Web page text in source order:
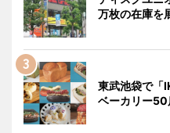
万枚の在庫を
東武池袋で「
ベーカリー